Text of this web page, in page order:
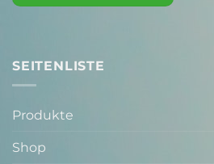
SEITENLISTE
Produkte
Shop